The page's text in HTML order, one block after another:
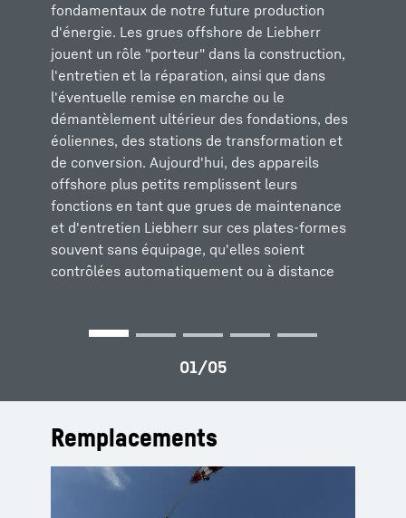
fondamentaux de notre future production
d'énergie. Les grues offshore de Liebherr
jouent un rôle "porteur" dans la construction,
l'entretien et la réparation, ainsi que dans
l'éventuelle remise en marche ou le
démantèlement ultérieur des fondations, des
éoliennes, des stations de transformation et
de conversion. Aujourd'hui, des appareils
offshore plus petits remplissent leurs
fonctions en tant que grues de maintenance
et d'entretien Liebherr sur ces plates-formes
souvent sans équipage, qu'elles soient
contrôlées automatiquement ou à distance
pour l'assemblage, la réparation et la
fourniture de systèmes d'extraction de
pétrole et de gaz. La capacité de
performance, la taille et la manière dont les
grues sont construites varient en fonction du
profil d'exigences respectif.
pétrole et de gaz sous l'eau nécessite
l'utilisation de grues spécialement équipées.
Dans ce domaine, Liebherr propose la grue à
flèche articulée et à bras pivotant (RL-K) avec
un équipement pour la haute mer.
les opérations impliquant la construction de
parcs éoliens ou l'assemblage de plates-
formes pétrolières, exige le plus haut niveau
de précision et de sécurité. Les grues offshore
Liebherr sont conçues spécialement pour ces
tâches difficiles.
combustibles fossiles, le démantèlement et
l'enlèvement en toute sécurité des
infrastructures maritimes de production de
pétrole et de gaz, jusqu'à leur élimination
professionnelle, constituent un domaine
d'application de plus en plus important pour
les grues offshore de Liebherr. Le portefeuille
comprend à la fois des gammes étroitement
espacées de grues de série et des solutions
personnalisées adaptées aux besoins des
clients.
Remplacements